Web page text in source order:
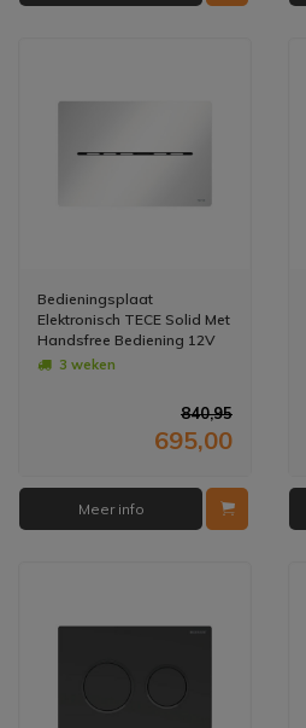
Bedieningsplaat
Elektronisch TECE Solid Met
Handsfree Bediening 12V
Net - Glans Wit
3 weken
840,95
695,00
Meer info